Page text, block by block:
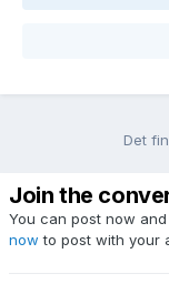
Det
Join the
You can post now
now to post with your